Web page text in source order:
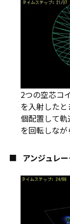
2つの空芯コ
を入射した
個配置して
を回転しなが
アンジュレ